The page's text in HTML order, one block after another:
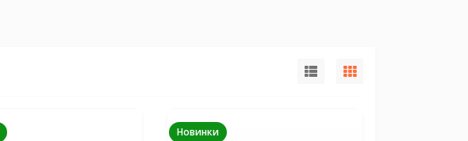
Новинки